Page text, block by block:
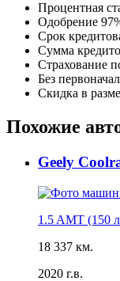
Процентная
Одобрение
Срок
Сумма
Страхование
Без
Скидка в
Похожие
Geely
1.5 AMT (150
18 337 км.
2020 г.в.